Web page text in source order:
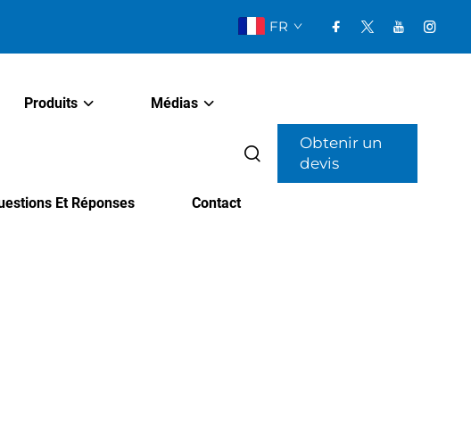
FR
Produits Médias
Et Réponses Contact
Obtenir un
devis